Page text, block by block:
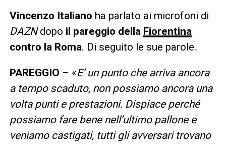
Vincenzo Italiano ha parlato ai microfoni di
DAZNdopo il pareggio della Fiorentina
contro la Roma. Di seguito le sue parole.
PAREGGIO – «E’ un punto che arriva ancora
a tempo scaduto, non possiamo ancora una
volta punti e prestazioni. Dispiace perché
possiamo fare bene nell’ultimo pallone e
veniamo castigati, tutti gli avversari trovano